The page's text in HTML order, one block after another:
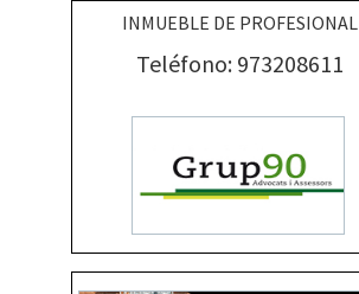
INMUEBLE DE PROFESIONAL
Teléfono: 973208611